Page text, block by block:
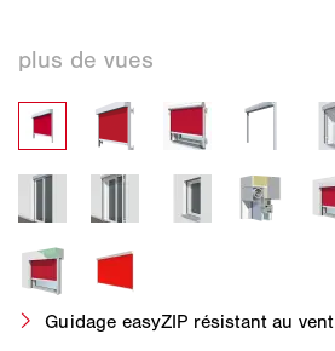
Guidage easyZIP résistant au vent